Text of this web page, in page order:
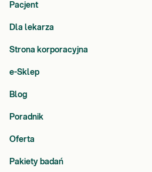
Pacjent
Dla lekarza
Strona korporacyjna
e-Sklep
Blog
Poradnik
Oferta
Pakiety badań